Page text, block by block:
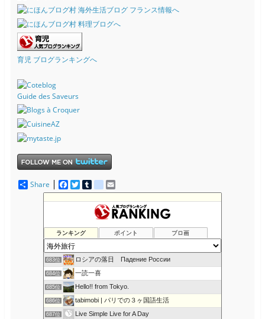
育児 ブログランキングへ
Guide des Saveurs
Share
F
a
c
o
o
k
T
w
i
e
r
T
u
m
b
d
e
l
i
c
o
u
s
m
a
i
l
ランキング ポイント ブロ画
The Resident Diaries
ハッピーリボンレイ日記 from ハワイ
681位 思いつくままに書くブログの静態保管所
682位
683位 ロシアの落日 Падение России
684位 一読一喜
685位 Hello!! from Tokyo.
686位 tabimobi | パリでの３ヶ国語生活
687位 Live Simple Live for A Day